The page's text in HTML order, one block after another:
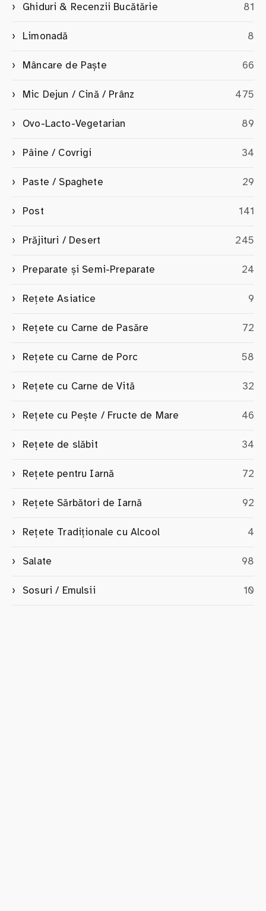
Ghiduri & Recenzii Bucătărie 81
Limonadă 8
Mâncare de Paște 66
Mic Dejun / Cină / Prânz 475
Ovo-Lacto-Vegetarian 89
Pâine / Covrigi 34
Paste / Spaghete 29
Post 141
Prăjituri / Desert 245
Preparate și Semi-Preparate 24
Rețete Asiatice 9
Rețete cu Carne de Pasăre 72
Rețete cu Carne de Porc 58
Rețete cu Carne de Vită 32
Rețete cu Pește / Fructe de Mare 46
Rețete de slăbit 34
Rețete pentru Iarnă 72
Rețete Sărbători de Iarnă 92
Rețete Tradiționale cu Alcool 4
Salate 98
Sosuri / Emulsii 10